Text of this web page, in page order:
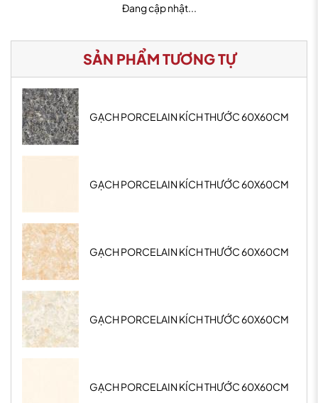
Đang cập nhật...
SẢN PHẨM TƯƠNG TỰ
GẠCH PORCELAIN KÍCH THƯỚC 60X60CM
GẠCH PORCELAIN KÍCH THƯỚC 60X60CM
GẠCH PORCELAIN KÍCH THƯỚC 60X60CM
GẠCH PORCELAIN KÍCH THƯỚC 60X60CM
GẠCH PORCELAIN KÍCH THƯỚC 60X60CM